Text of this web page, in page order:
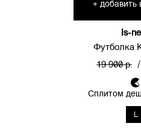
+ добавить
Is-
Футболка
19 900 р.
/
Сплитом
L